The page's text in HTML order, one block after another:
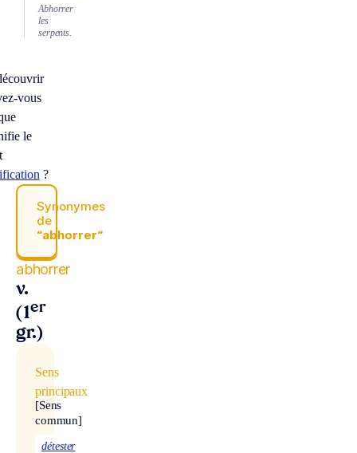
Abhorrer
les
serpents.
vous
le
?
Synonymes
de
“abhorrer“
abhorrer
v.
(1er
gr.)
Sens
principaux
[Sens
commun]
détester